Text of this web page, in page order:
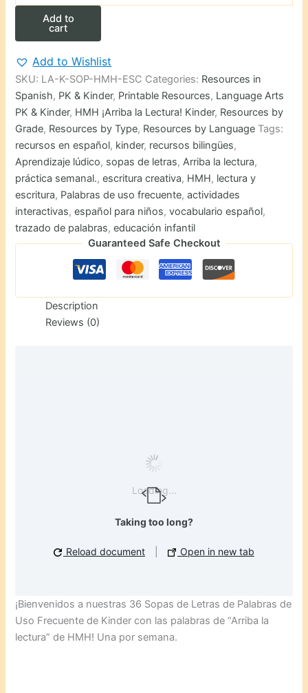
Letras
de
Encuentra
y
escribe
las
de
la
semana
quantity
Add to
cart
Add to Wishlist
SKU: LA-K-SOP-HMH-ESC Categories: Resources in
Spanish, PK & Kinder, Printable Resources, Language Arts
PK & Kinder, HMH ¡Arriba la Lectura! Kinder, Resources by
Grade, Resources by Type, Resources by Language Tags:
recursos en español, kinder, recursos bilingües,
Aprendizaje lúdico, sopas de letras,Arriba la lectura,
práctica semanal.,escritura creativa, HMH, lectura y
escritura, Palabras de uso frecuente,actividades
interactivas,español para niños,vocabulario español,
trazado de palabras,educación infantil
Guaranteed Safe Checkout
Description
Reviews (0)
Loading...
Taking too long?
Reload document Open in new tab
¡Bienvenidos a nuestras 36 Sopas de Letras de Palabras de
Uso Frecuente de Kinder con las palabras de “Arriba la
lectura” de HMH! Una por semana.